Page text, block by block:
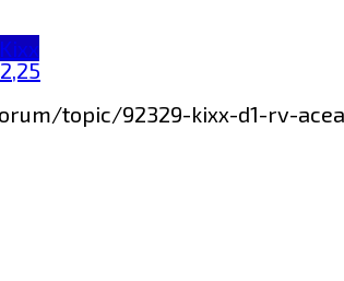
Kixx
topic/92329-kixx-d1-rv-